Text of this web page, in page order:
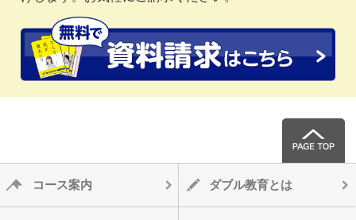
コース案内 ダブル教育とは